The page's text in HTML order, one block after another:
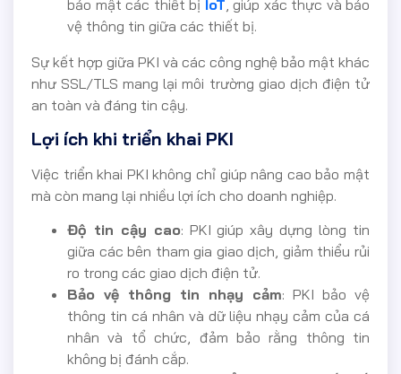
bảo mật các thiết bị IoT, giúp xác thực và bảo
vệ thông tin giữa các thiết bị.
Sự kết hợp giữa PKI và các công nghệ bảo mật khác
như SSL/TLS mang lại môi trường giao dịch điện tử
an toàn và đáng tin cậy.
Lợi ích khi triển khai PKI
Việc triển khai PKI không chỉ giúp nâng cao bảo mật
mà còn mang lại nhiều lợi ích cho doanh nghiệp.
Độ tin cậy cao: PKI giúp xây dựng lòng tin
giữa các bên tham gia giao dịch, giảm thiểu rủi
ro trong các giao dịch điện tử.
Bảo vệ thông tin nhạy cảm: PKI bảo vệ
thông tin cá nhân và dữ liệu nhạy cảm của cá
nhân và tổ chức, đảm bảo rằng thông tin
không bị đánh cắp.